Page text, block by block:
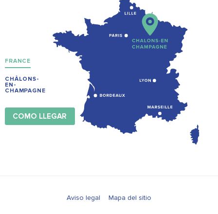
FRANCE
CHÂLONS-
EN-
CHAMPAGNE
COMO LLEGAR
Aviso legal Mapa del sitio